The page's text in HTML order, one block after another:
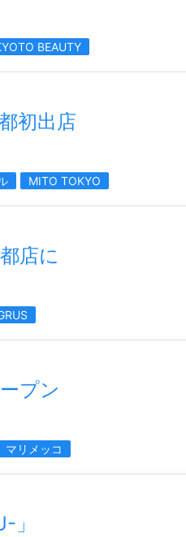
BEAUTY
初出店
MITO TOKYO
店に
プン
マリメッコ
」